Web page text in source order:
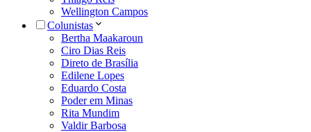
Wellington Campos
Colunistas
Bertha Maakaroun
Ciro Dias Reis
Direto de Brasília
Edilene Lopes
Eduardo Costa
Poder em Minas
Rita Mundim
Valdir Barbosa